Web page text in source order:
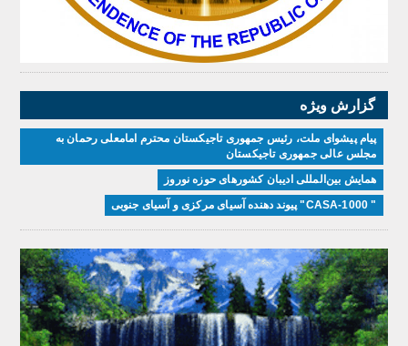
گزارش ویژه
پیام پیشوای ملت، رئیس جمهوری تاجیکستان محترم امامعلی رحمان به
مجلس عالی جمهوری تاجیکستان
همایش بین‌المللی ادیبان کشور‌های حوزه نوروز
" CASA-1000" پیوند دهنده آسیای مرکزی و آسیای جنوبی